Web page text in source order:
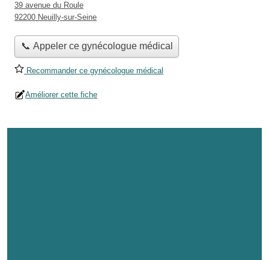
39 avenue du Roule
92200 Neuilly-sur-Seine
📞 Appeler ce gynécologue médical
Recommander ce gynécologue médical
Améliorer cette fiche